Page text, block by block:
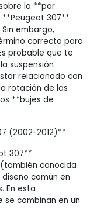
la **par
307**
embargo,
correcto para
probable que te
suspensión
relacionado con
rotación de las
**bujes de
(2002-2012)**
307**
conocida
común en
En esta
se combinan en un